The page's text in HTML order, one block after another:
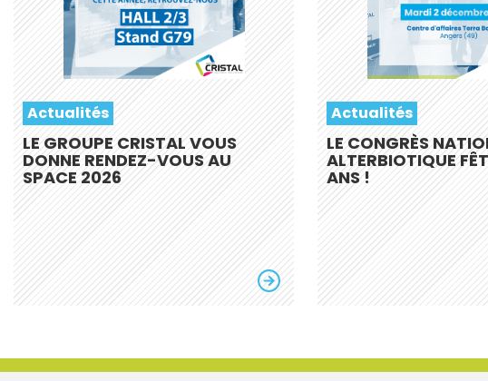
Actualités
LE GROUPE CRISTAL VOUS
DONNE RENDEZ-VOUS AU
SPACE 2026
Actualités
LE CONGRÈS
ALTERBIOTIQUE
ANS !